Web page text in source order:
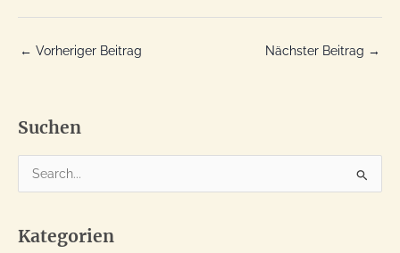
← Vorheriger Beitrag Nächster Beitrag →
Suchen
u
h
Kategorien